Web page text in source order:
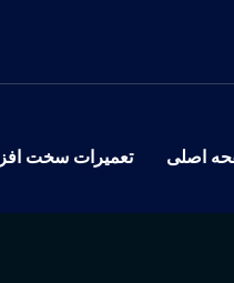
اصلی تعمیرات سخت